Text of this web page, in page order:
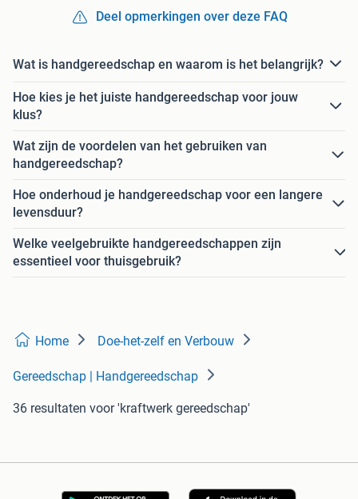
Deel opmerkingen over deze FAQ
Wat is handgereedschap en waarom is het belangrijk?
Hoe kies je het juiste handgereedschap voor jouw
klus?
Wat zijn de voordelen van het gebruiken van
handgereedschap?
Hoe onderhoud je handgereedschap voor een langere
levensduur?
Welke veelgebruikte handgereedschappen zijn
essentieel voor thuisgebruik?
Home Doe-het-zelf en Verbouw
Gereedschap | Handgereedschap
36 resultaten voor 'kraftwerk gereedschap'